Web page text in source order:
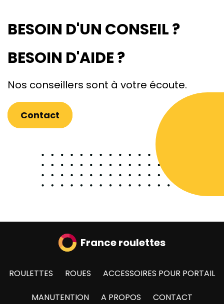
BESOIN D'UN CONSEIL ?
BESOIN D'AIDE ?
Nos conseillers sont à votre écoute.
Contact
France roulettes
ROULETTES ROUES ACCESSOIRES POUR PORTAIL
MANUTENTION A PROPOS CONTACT